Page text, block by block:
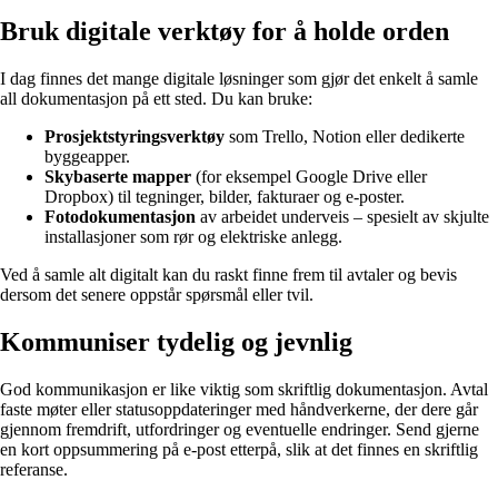
Bruk digitale verktøy for å holde orden
I dag finnes det mange digitale løsninger som gjør det enkelt å samle
all dokumentasjon på ett sted. Du kan bruke:
Prosjektstyringsverktøy som Trello, Notion eller dedikerte
byggeapper.
Skybaserte mapper (for eksempel Google Drive eller
Dropbox) til tegninger, bilder, fakturaer og e-poster.
Fotodokumentasjon av arbeidet underveis – spesielt av skjulte
installasjoner som rør og elektriske anlegg.
Ved å samle alt digitalt kan du raskt finne frem til avtaler og bevis
dersom det senere oppstår spørsmål eller tvil.
Kommuniser tydelig og jevnlig
God kommunikasjon er like viktig som skriftlig dokumentasjon. Avtal
faste møter eller statusoppdateringer med håndverkerne, der dere går
gjennom fremdrift, utfordringer og eventuelle endringer. Send gjerne
en kort oppsummering på e-post etterpå, slik at det finnes en skriftlig
referanse.